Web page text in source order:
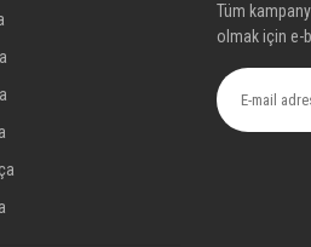
Tüm
olmak için e-